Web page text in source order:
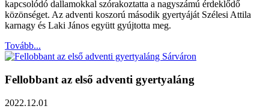
kapcsolódó dallamokkal szórakoztatta a nagyszámú érdeklődő
közönséget. Az adventi koszorú második gyertyáját Szélesi Attila
karnagy és Laki János együtt gyújtotta meg.
Tovább...
Fellobbant az első adventi gyertyaláng
2022.12.01